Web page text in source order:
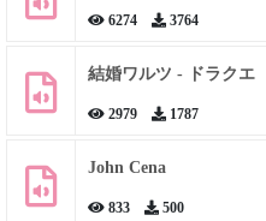
6274 3764
結婚ワルツ - ドラクエ
2979 1787
John Cena
833 500